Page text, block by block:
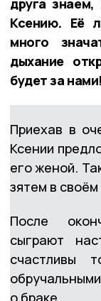
Ксению. Её
много
дыхание
будет за
Приехав в
Ксении
его женой.
зятем в
После
сыграют
счастливы
о браке.